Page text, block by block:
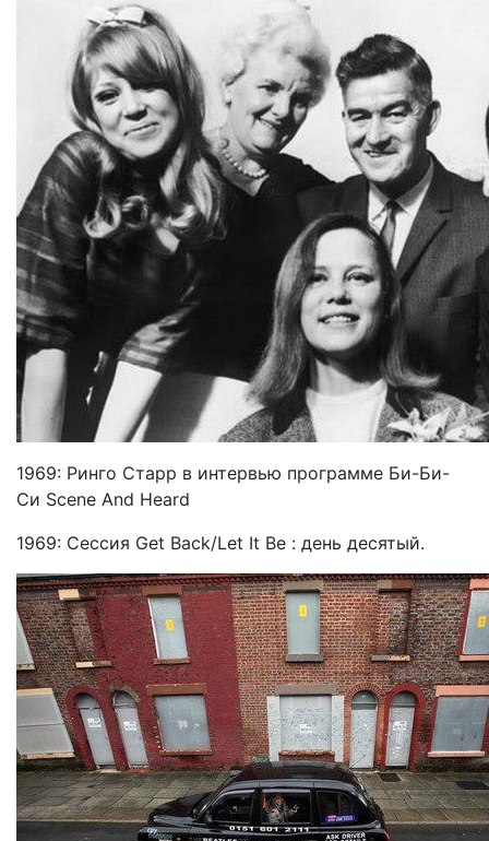
1969: Ринго Старр в интервью программе Би-Би-
Си Scene And Heard
1969: Сессия Get Back/Let It Be : день десятый.